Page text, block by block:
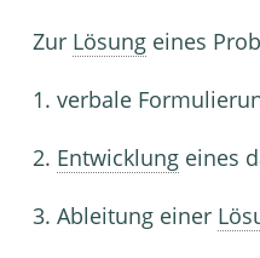
Zur Lösung eines
1. verbale
2. Entwicklung eines
3. Ableitung einer